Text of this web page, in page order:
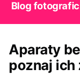
Blog
Aparaty
poznaj ich